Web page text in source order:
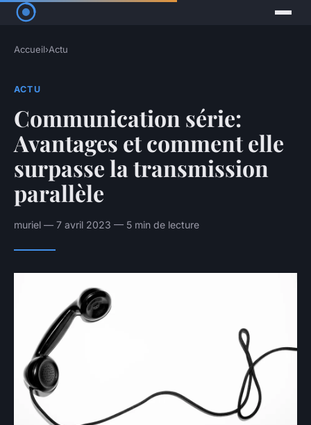
Accueil›Actu
ACTU
Communication série:
Avantages et comment elle
surpasse la transmission
parallèle
muriel — 7 avril 2023 — 5 min de lecture